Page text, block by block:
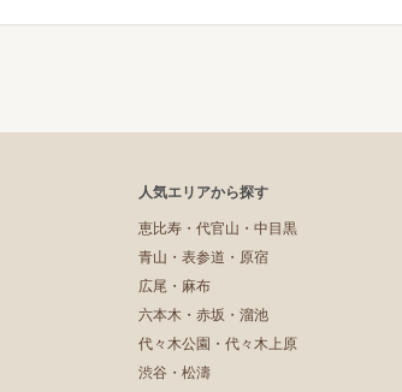
人気エリアから探す
恵比寿・代官山・中目黒
青山・表参道・原宿
広尾・麻布
六本木・赤坂・溜池
代々木公園・代々木上原
渋谷・松濤